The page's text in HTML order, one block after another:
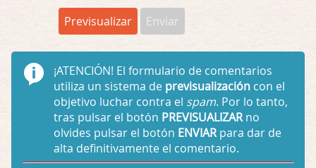
¡ATENCIÓN! El formulario de comentarios
utiliza un sistema de previsualizacióncon el
objetivo luchar contra el spam. Por lo tanto,
tras pulsar el botón PREVISUALIZARno
olvides pulsar el botón ENVIARpara dar de
alta definitivamente el comentario.